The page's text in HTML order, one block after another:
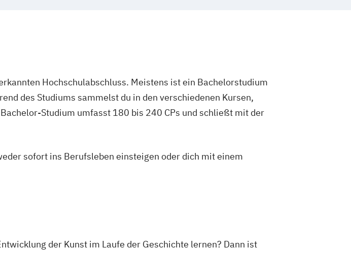
Hochschulabschluss. Meistens ist ein Bachelorstudium
des Studiums sammelst du in den verschiedenen Kursen,
Studium umfasst 180 bis 240 CPs und schließt mit der
sofort ins Berufsleben einsteigen oder dich mit einem
der Kunst im Laufe der Geschichte lernen? Dann ist